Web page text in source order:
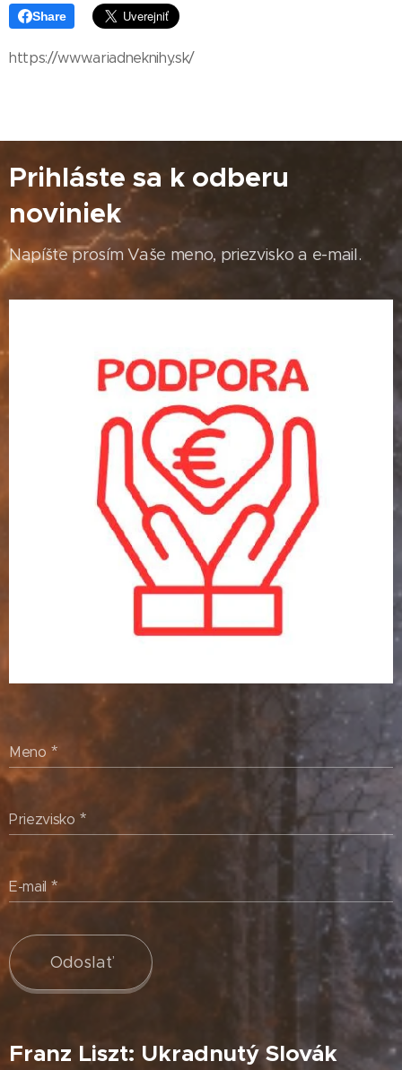
Share
https://www.ariadneknihy.sk/
Prihláste sa k odberu
noviniek
Napíšte prosím Vaše meno, priezvisko a e-mail.
Meno
Priezvisko
E-mail
Odoslať
Franz Liszt: Ukradnutý Slovák